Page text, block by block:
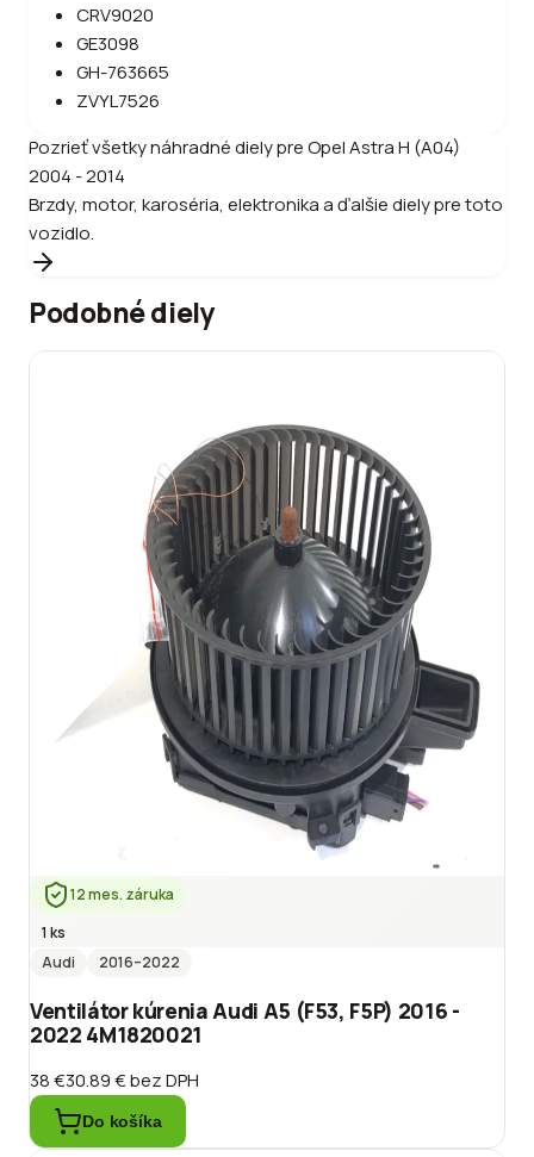
CRV9020
GE3098
GH-763665
ZVYL7526
Pozrieť všetky náhradné diely preOpelAstra H (A04)
2004 - 2014
Brzdy, motor, karoséria, elektronika a ďalšie diely pre toto
vozidlo.
Podobné diely
12 mes. záruka
1 ks
Audi
2016–2022
Ventilátor kúrenia Audi A5 (F53, F5P) 2016 -
2022 4M1820021
38 €30.89 €bez DPH
Do košíka